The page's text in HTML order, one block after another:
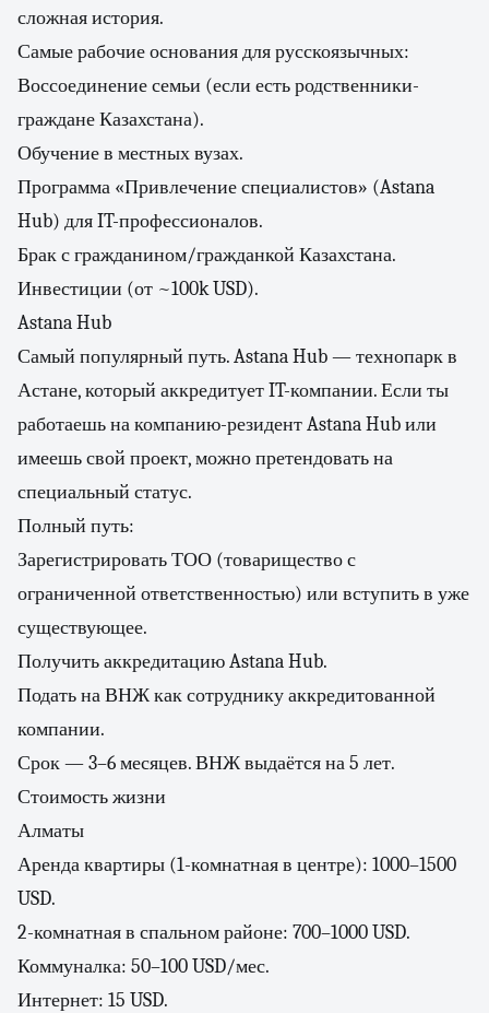
сложная история.
Самые рабочие основания для русскоязычных:
Воссоединение семьи (если есть родственники-
граждане Казахстана).
Обучение в местных вузах.
Программа «Привлечение специалистов» (Astana
Hub) для IT-профессионалов.
Брак с гражданином/гражданкой Казахстана.
Инвестиции (от ~100k USD).
Astana Hub
Самый популярный путь. Astana Hub — технопарк в
Астане, который аккредитует IT-компании. Если ты
работаешь на компанию-резидент Astana Hub или
имеешь свой проект, можно претендовать на
специальный статус.
Полный путь:
Зарегистрировать ТОО (товарищество с
ограниченной ответственностью) или вступить в уже
существующее.
Получить аккредитацию Astana Hub.
Подать на ВНЖ как сотруднику аккредитованной
компании.
Срок — 3–6 месяцев. ВНЖ выдаётся на 5 лет.
Стоимость жизни
Алматы
Аренда квартиры (1-комнатная в центре): 1000–1500
USD.
2-комнатная в спальном районе: 700–1000 USD.
Коммуналка: 50–100 USD/мес.
Интернет: 15 USD.